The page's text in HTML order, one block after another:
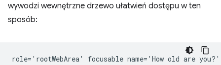
wywodzi wewnętrzne drzewo ułatwień dostępu w ten
sposób:
role='rootWebArea' focusable name='How old are you?'